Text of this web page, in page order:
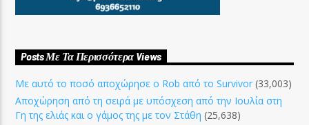
Posts Με Τα Περισσότερα Views
Με αυτό το ποσό αποχώρησε ο Rob από το Survivor (33,003)
Αποχώρηση από τη σειρά με υπόσχεση από την Ιουλία στη
Γη της ελιάς και ο γάμος της με τον Στάθη (25,638)